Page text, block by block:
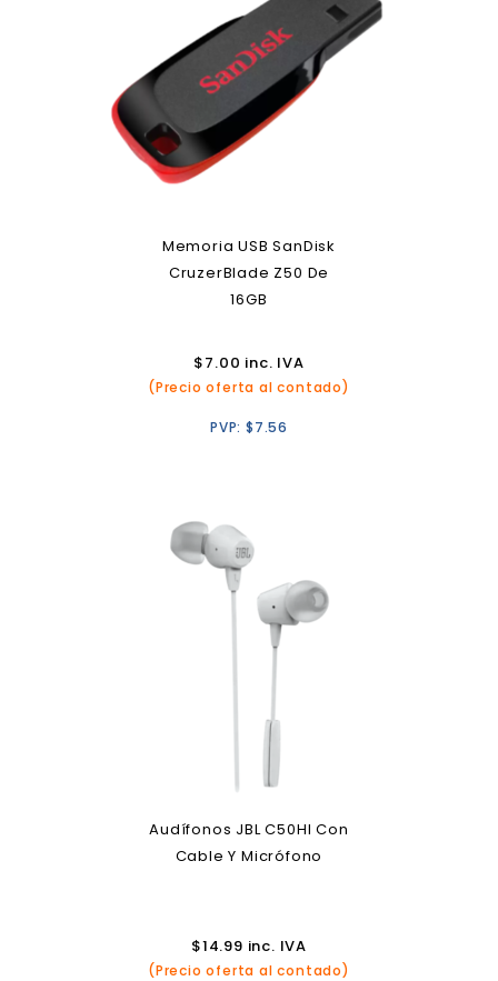
Memoria USB SanDisk
CruzerBlade Z50 De
16GB
$7.00 inc. IVA
(Precio oferta al contado)
PVP: $7.56
Audífonos JBL C50HI Con
Cable Y Micrófono
$14.99 inc. IVA
(Precio oferta al contado)